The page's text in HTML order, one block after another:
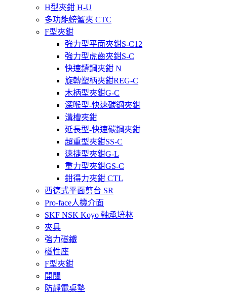
H型夾鉗 H-U
多功能螃蟹夾 CTC
F型夾鉗
強力型平面夾鉗S-C12
強力型虎齒夾鉗S-C
快速鑄鋼夾鉗 N
旋轉塑柄夾鉗REG-C
木柄型夾鉗G-C
深喉型-快速碳鋼夾鉗
溝槽夾鉗
延長型-快速碳鋼夾鉗
超重型夾鉗SS-C
速捷型夾鉗G-L
重力型夾鉗GS-C
鉗得力夾鉗 CTL
西德式平面剪台 SR
Pro-face人機介面
SKF NSK Koyo 軸承培林
夾具
強力磁鐵
磁性座
F型夾鉗
開關
防靜電桌墊